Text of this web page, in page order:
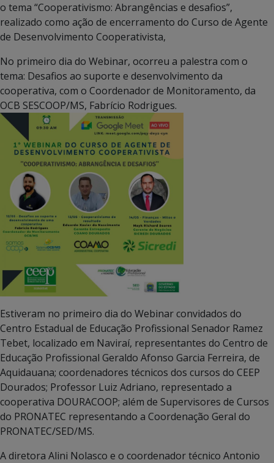
o tema “Cooperativismo: Abrangências e desafios”,
realizado como ação de encerramento do Curso de Agente
de Desenvolvimento Cooperativista,
No primeiro dia do Webinar, ocorreu a palestra com o
tema: Desafios ao suporte e desenvolvimento da
cooperativa, com o Coordenador de Monitoramento, da
OCB SESCOOP/MS, Fabrício Rodrigues.
Estiveram no primeiro dia do Webinar convidados do
Centro Estadual de Educação Profissional Senador Ramez
Tebet, localizado em Naviraí, representantes do Centro de
Educação Profissional Geraldo Afonso Garcia Ferreira, de
Aquidauana; coordenadores técnicos dos cursos do CEEP
Dourados; Professor Luiz Adriano, representado a
cooperativa DOURACOOP; além de Supervisores de Cursos
do PRONATEC representando a Coordenação Geral do
PRONATEC/SED/MS.
A diretora Alini Nolasco e o coordenador técnico Antonio